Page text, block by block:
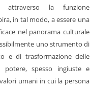
attraverso la funzione
in tal modo, a essere una
nel panorama culturale
uno strumento di
e di trasformazione delle
spesso ingiuste e
umani in cui la persona